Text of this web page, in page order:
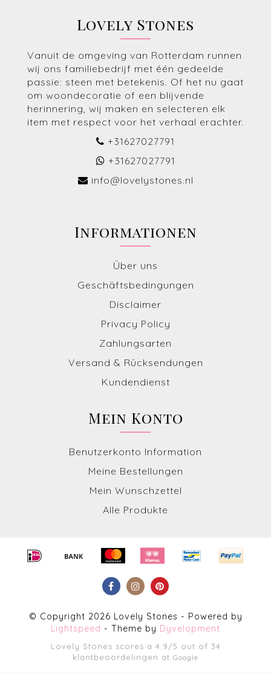
Lovely Stones
Vanuit de omgeving van Rotterdam runnen
wij ons familiebedrijf met één gedeelde
passie: steen met betekenis. Of het nu gaat
om woondecoratie of een blijvende
herinnering, wij maken en selecteren elk
item met respect voor het verhaal erachter.
+31627027791
+31627027791
info@lovelystones.nl
Informationen
Über uns
Geschäftsbedingungen
Disclaimer
Privacy Policy
Zahlungsarten
Versand & Rücksendungen
Kundendienst
Mein Konto
Benutzerkonto Information
Meine Bestellungen
Mein Wunschzettel
Alle Produkte
© Copyright 2026 Lovely Stones - Powered by
Lightspeed - Theme by Dyvelopment
Lovely Stones scores a 4.9/5 out of 34
klantbeoordelingen at Google